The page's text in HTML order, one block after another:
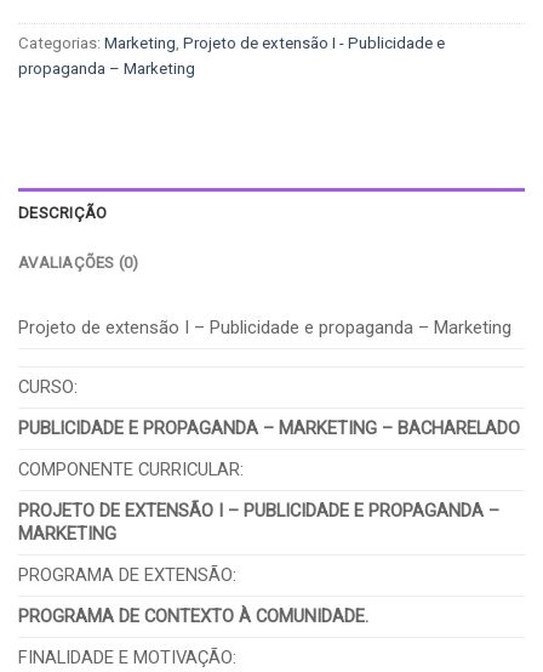
Categorias: Marketing, Projeto de extensão I - Publicidade e
propaganda – Marketing
DESCRIÇÃO
AVALIAÇÕES (0)
Projeto de extensão I – Publicidade e propaganda – Marketing
CURSO:
PUBLICIDADE E PROPAGANDA – MARKETING – BACHARELADO
COMPONENTE CURRICULAR:
PROJETO DE EXTENSÃO I – PUBLICIDADE E PROPAGANDA –
MARKETING
PROGRAMA DE EXTENSÃO:
PROGRAMA DE CONTEXTO À COMUNIDADE.
FINALIDADE E MOTIVAÇÃO: